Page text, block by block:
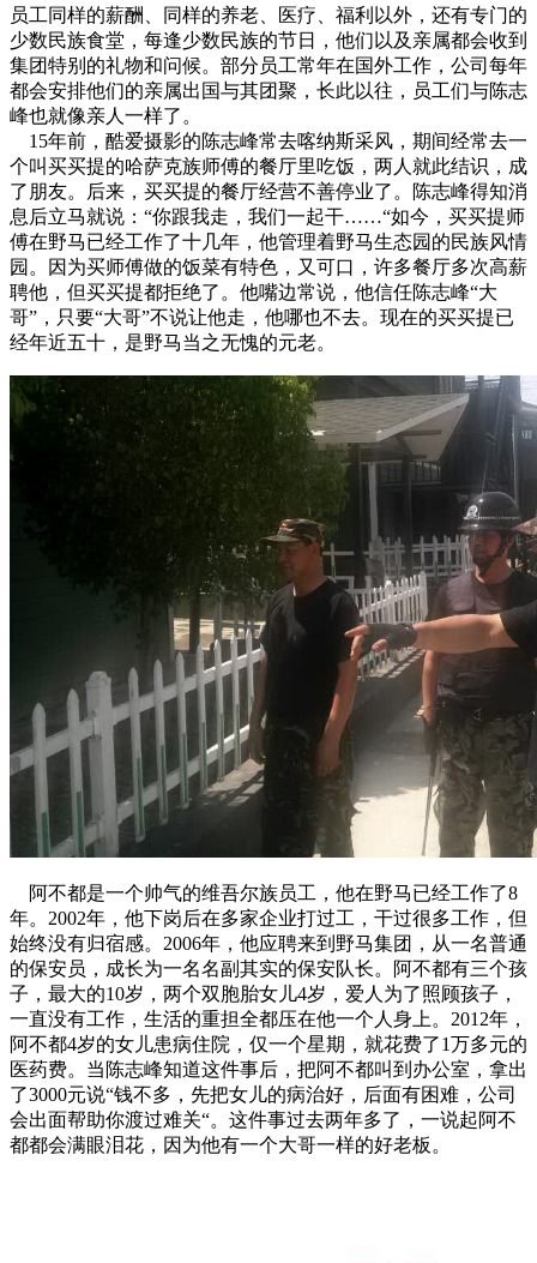
员工同样的薪酬、同样的养老、医疗、福利以外，还有专门的
少数民族食堂，每逢少数民族的节日，他们以及亲属都会收到
集团特别的礼物和问候。部分员工常年在国外工作，公司每年
都会安排他们的亲属出国与其团聚，长此以往，员工们与陈志
峰也就像亲人一样了。
15年前，酷爱摄影的陈志峰常去喀纳斯采风，期间经常去一
个叫买买提的哈萨克族师傅的餐厅里吃饭，两人就此结识，成
了朋友。后来，买买提的餐厅经营不善停业了。陈志峰得知消
息后立马就说：“你跟我走，我们一起干……“如今，买买提师
傅在野马已经工作了十几年，他管理着野马生态园的民族风情
园。因为买师傅做的饭菜有特色，又可口，许多餐厅多次高薪
聘他，但买买提都拒绝了。他嘴边常说，他信任陈志峰“大
哥”，只要“大哥”不说让他走，他哪也不去。现在的买买提已
经年近五十，是野马当之无愧的元老。
阿不都是一个帅气的维吾尔族员工，他在野马已经工作了8
年。2002年，他下岗后在多家企业打过工，干过很多工作，但
始终没有归宿感。2006年，他应聘来到野马集团，从一名普通
的保安员，成长为一名名副其实的保安队长。阿不都有三个孩
子，最大的10岁，两个双胞胎女儿4岁，爱人为了照顾孩子，
一直没有工作，生活的重担全都压在他一个人身上。2012年，
阿不都4岁的女儿患病住院，仅一个星期，就花费了1万多元的
医药费。当陈志峰知道这件事后，把阿不都叫到办公室，拿出
了3000元说“钱不多，先把女儿的病治好，后面有困难，公司
会出面帮助你渡过难关“。这件事过去两年多了，一说起阿不
都都会满眼泪花，因为他有一个大哥一样的好老板。